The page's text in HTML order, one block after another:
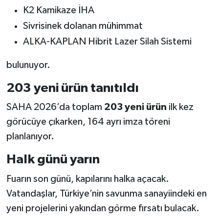
K2 Kamikaze İHA
Sivrisinek dolanan mühimmat
ALKA-KAPLAN Hibrit Lazer Silah Sistemi
bulunuyor.
203 yeni ürün tanıtıldı
SAHA 2026’da toplam 203 yeni ürün ilk kez
görücüye çıkarken, 164 ayrı imza töreni
planlanıyor.
Halk günü yarın
Fuarın son günü, kapılarını halka açacak.
Vatandaşlar, Türkiye’nin savunma sanayiindeki en
yeni projelerini yakından görme fırsatı bulacak.